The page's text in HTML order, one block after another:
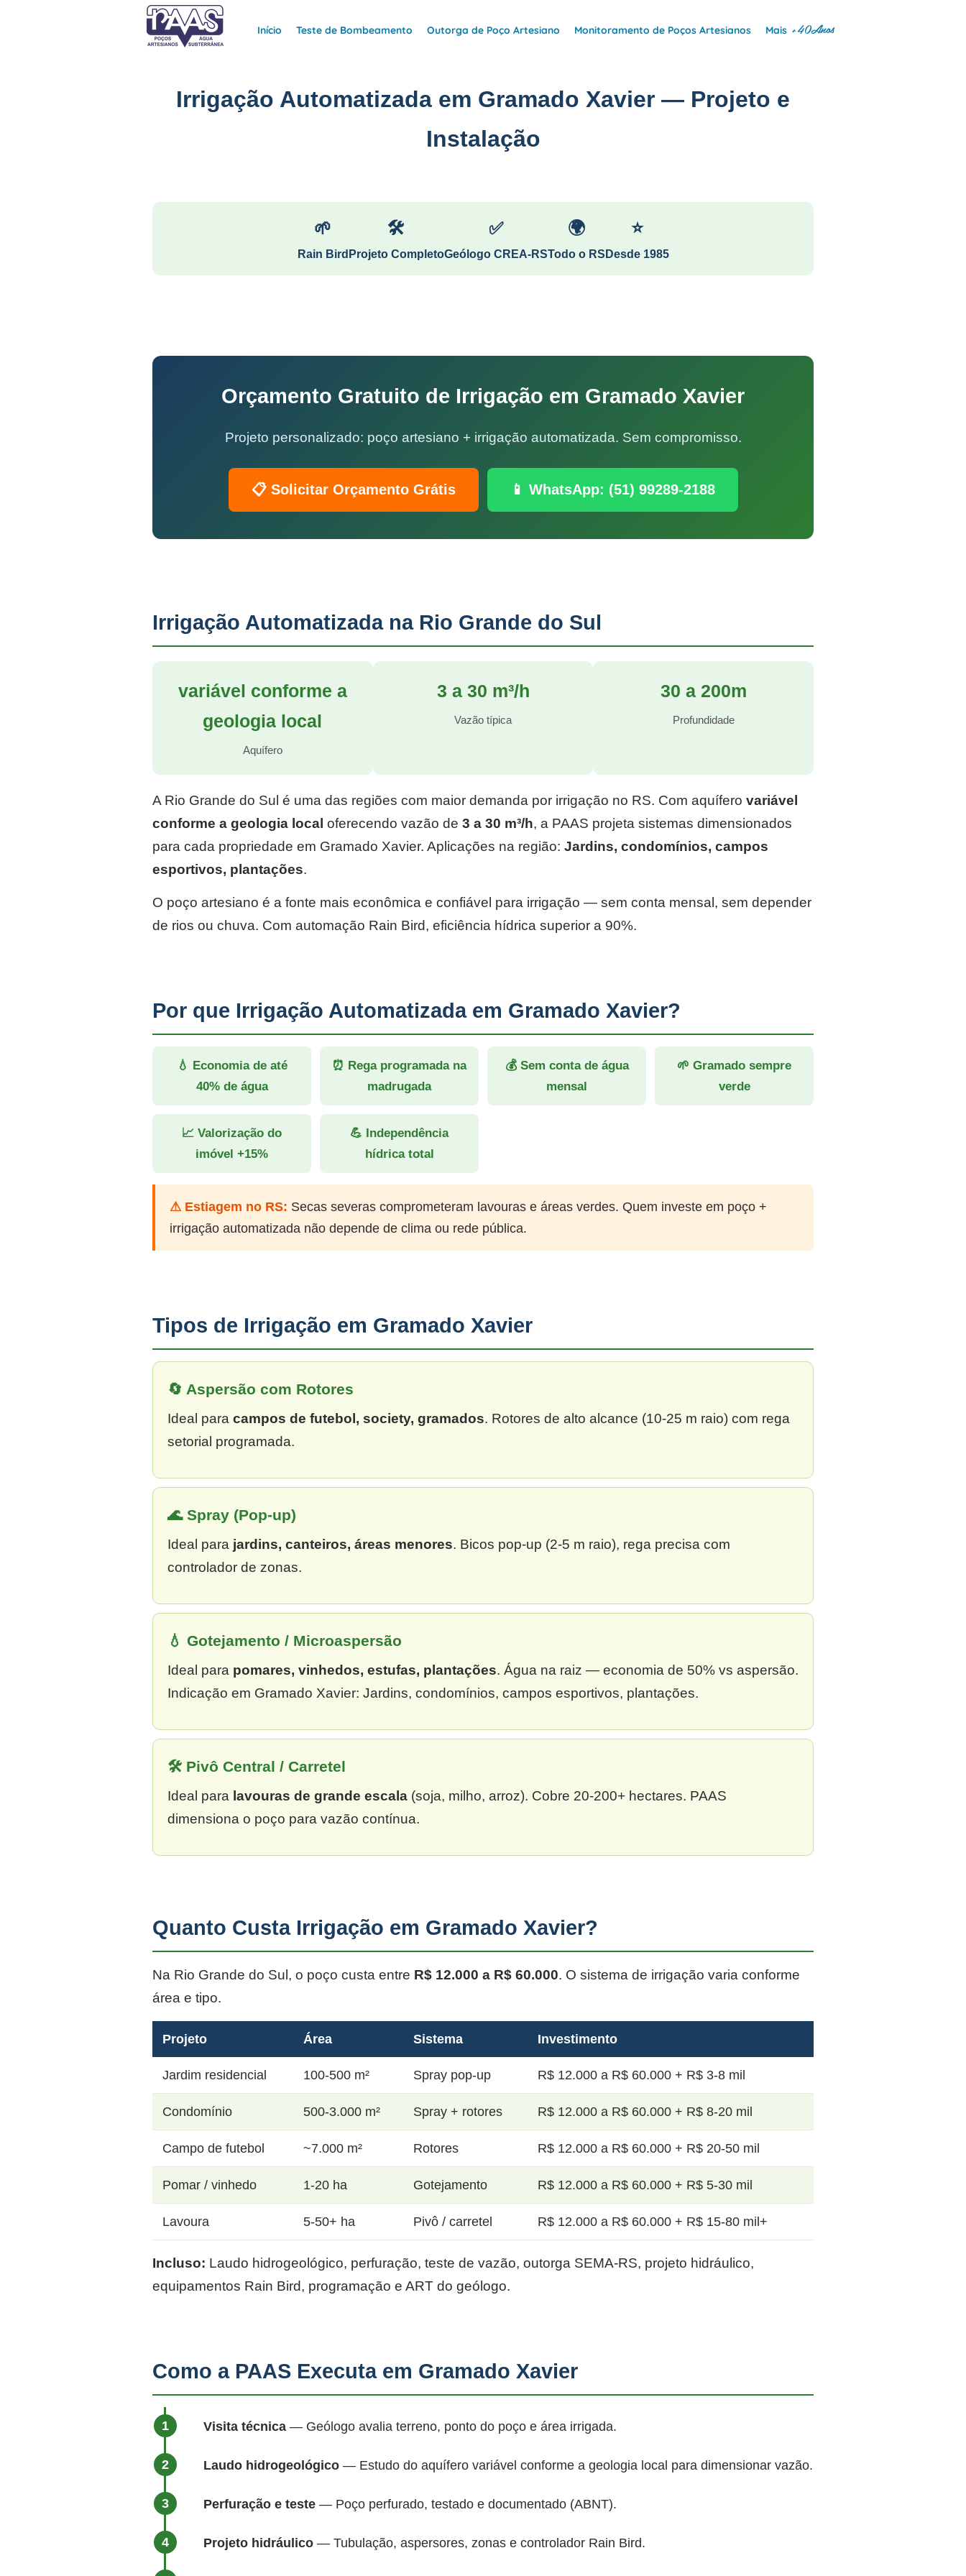
Início Teste de Bombeamento Outorga de Poço Artesiano Monitoramento de Poços Artesianos Mais +40Anos
Irrigação Automatizada em Gramado Xavier — Projeto e
Instalação
🌱
Rain Bird
🛠
Projeto Completo
✅
Geólogo CREA-RS
🌍
Todo o RS
⭐
Desde 1985
Orçamento Gratuito de Irrigação em Gramado Xavier
Projeto personalizado: poço artesiano + irrigação automatizada. Sem compromisso.
📋 Solicitar Orçamento Grátis 📱 WhatsApp: (51) 99289-2188
Irrigação Automatizada na Rio Grande do Sul
variável conforme a
geologia local
Aquífero
3 a 30 m³/h
Vazão típica
30 a 200m
Profundidade
A Rio Grande do Sul é uma das regiões com maior demanda por irrigação no RS. Com aquífero variável
conforme a geologia local oferecendo vazão de 3 a 30 m³/h, a PAAS projeta sistemas dimensionados
para cada propriedade em Gramado Xavier. Aplicações na região: Jardins, condomínios, campos
esportivos, plantações.
O poço artesiano é a fonte mais econômica e confiável para irrigação — sem conta mensal, sem depender
de rios ou chuva. Com automação Rain Bird, eficiência hídrica superior a 90%.
Por que Irrigação Automatizada em Gramado Xavier?
💧 Economia de até
40% de água
⏰ Rega programada na
madrugada
💰 Sem conta de água
mensal
🌱 Gramado sempre
verde
📈 Valorização do
imóvel +15%
💪 Independência
hídrica total
⚠ Estiagem no RS: Secas severas comprometeram lavouras e áreas verdes. Quem investe em poço +
irrigação automatizada não depende de clima ou rede pública.
Tipos de Irrigação em Gramado Xavier
🔄 Aspersão com Rotores
Ideal para campos de futebol, society, gramados. Rotores de alto alcance (10-25 m raio) com rega
setorial programada.
🌊 Spray (Pop-up)
Ideal para jardins, canteiros, áreas menores. Bicos pop-up (2-5 m raio), rega precisa com
controlador de zonas.
💧 Gotejamento / Microaspersão
Ideal para pomares, vinhedos, estufas, plantações. Água na raiz — economia de 50% vs aspersão.
Indicação em Gramado Xavier: Jardins, condomínios, campos esportivos, plantações.
🛠 Pivô Central / Carretel
Ideal para lavouras de grande escala (soja, milho, arroz). Cobre 20-200+ hectares. PAAS
dimensiona o poço para vazão contínua.
Quanto Custa Irrigação em Gramado Xavier?
Na Rio Grande do Sul, o poço custa entre R$ 12.000 a R$ 60.000. O sistema de irrigação varia conforme
área e tipo.
Projeto Área Sistema Investimento
Jardim residencial 100-500 m² Spray pop-up R$ 12.000 a R$ 60.000 + R$ 3-8 mil
Condomínio 500-3.000 m² Spray + rotores R$ 12.000 a R$ 60.000 + R$ 8-20 mil
Campo de futebol ~7.000 m² Rotores R$ 12.000 a R$ 60.000 + R$ 20-50 mil
Pomar / vinhedo 1-20 ha Gotejamento R$ 12.000 a R$ 60.000 + R$ 5-30 mil
Lavoura 5-50+ ha Pivô / carretel R$ 12.000 a R$ 60.000 + R$ 15-80 mil+
Incluso: Laudo hidrogeológico, perfuração, teste de vazão, outorga SEMA-RS, projeto hidráulico,
equipamentos Rain Bird, programação e ART do geólogo.
Como a PAAS Executa em Gramado Xavier
Visita técnica — Geólogo avalia terreno, ponto do poço e área irrigada.
Laudo hidrogeológico — Estudo do aquífero variável conforme a geologia local para dimensionar vazão.
Perfuração e teste — Poço perfurado, testado e documentado (ABNT).
Projeto hidráulico — Tubulação, aspersores, zonas e controlador Rain Bird.